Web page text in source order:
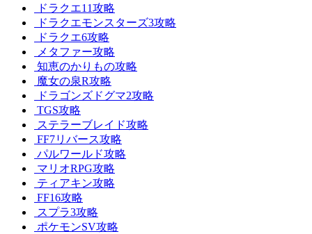
ドラクエ11攻略
ドラクエモンスターズ3攻略
ドラクエ6攻略
メタファー攻略
知恵のかりもの攻略
魔女の泉R攻略
ドラゴンズドグマ2攻略
TGS攻略
ステラーブレイド攻略
FF7リバース攻略
パルワールド攻略
マリオRPG攻略
ティアキン攻略
FF16攻略
スプラ3攻略
ポケモンSV攻略